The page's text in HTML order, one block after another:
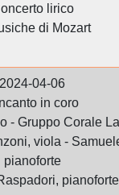
lirico
di Mozart
2024-04-06
in coro
- Gruppo Corale
viola -
pianoforte
pianoforte